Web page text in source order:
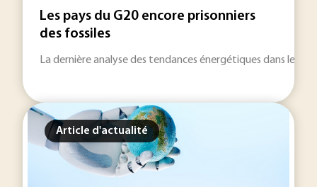
Les pays du G20 encore prisonniers
des fossiles
La dernière analyse des tendances énergétiques dans le
Article d'actualité